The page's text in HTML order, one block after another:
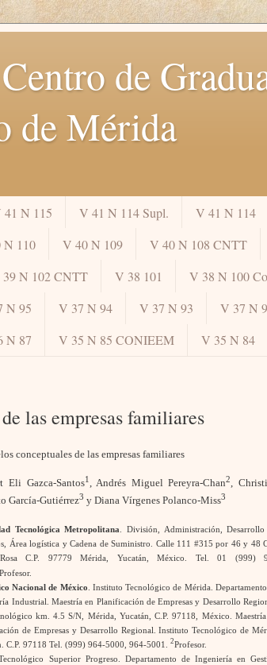
de
de Mérida
41 N 115 V 41 N 114 Supl. V 41 N 114
N 110 V 40 N 109 V 40 N 108 CNTT
N 102 CNTT V 38 101 V 38 N 100
N 95 V 37 N 94 V 37 N 93 V 37 N
N 87 V 35 N 85 CONIEEM V 35 N 84
las empresas familiares
conceptuales de las empresas familiares
Eli Gazca-Santos1 , Andrés Miguel Pereyra-Chan2,
García-Gutiérrez3 y Diana Vírgenes Polanco-Miss3
Tecnológica Metropolitana
. División, Administración,
Área logística y Cadena de Suministro. Calle 111 #315 por 46 y 48
C.P. 97779 Mérida, Yucatán, México. Tel. 01 (999)
Profesor.
Nacional de México . Instituto Tecnológico de Mérida.
Industrial. Maestría en Planificación de Empresas y Desarrollo
km. 4.5 S/N, Mérida, Yucatán, C.P. 97118, México
de Empresas y Desarrollo Regional. Instituto Tecnológico de
C.P. 97118 Tel. (999) 964-5000, 964-5001.2Profesor.
Superior Progreso.
Departamento de Ingeniería en